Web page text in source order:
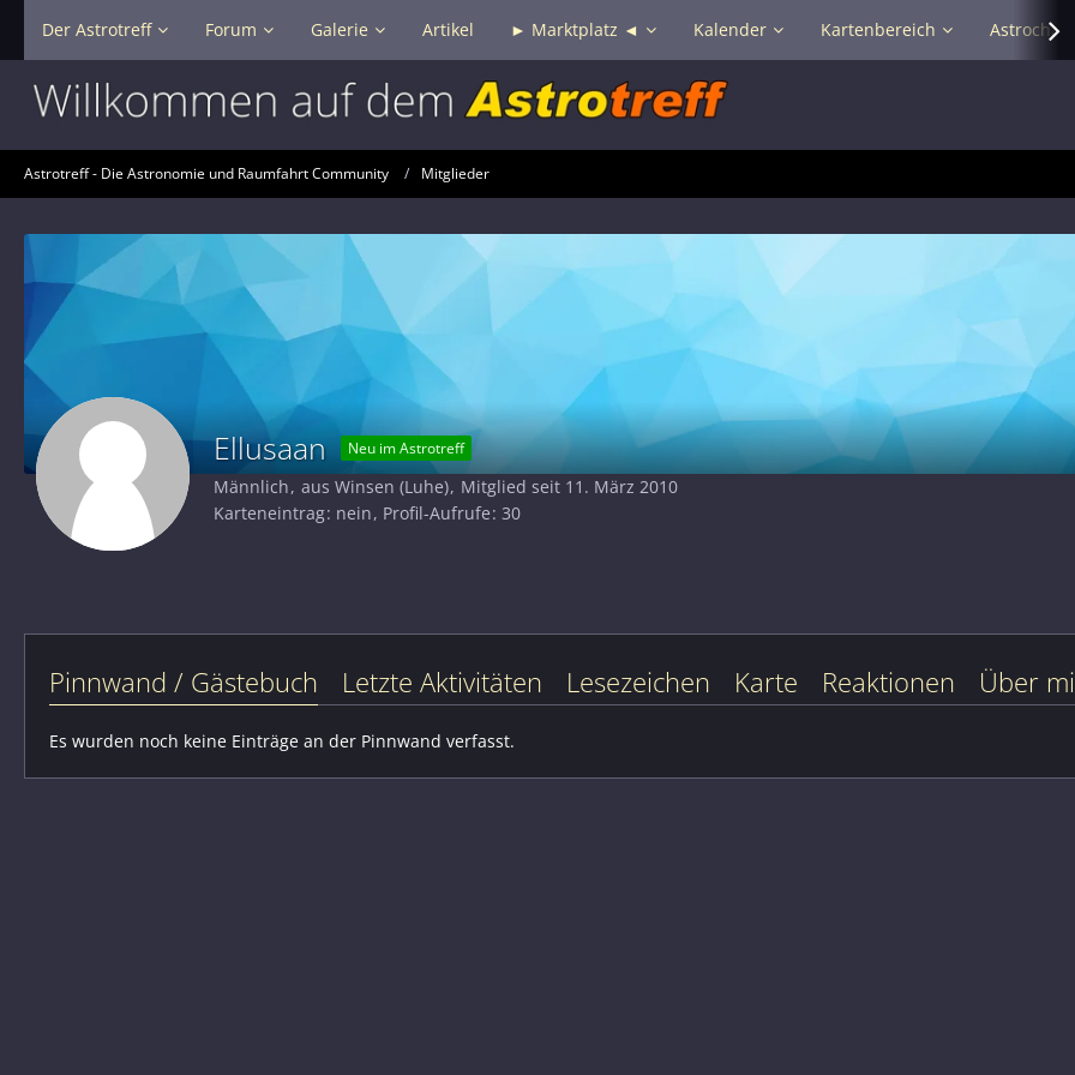
Der Astrotreff Forum Galerie Artikel ► Marktplatz ◄ Kalender Kartenbereich Astrochat
Astrotreff - Die Astronomie und Raumfahrt Community Mitglieder
Ellusaan Neu im Astrotreff
Männlich aus Winsen (Luhe) Mitglied seit 11. März 2010
Karteneintrag nein Profil-Aufrufe 30
Pinnwand / Gästebuch Letzte Aktivitäten Lesezeichen Karte Reaktionen Über
Es wurden noch keine Einträge an der Pinnwand verfasst.